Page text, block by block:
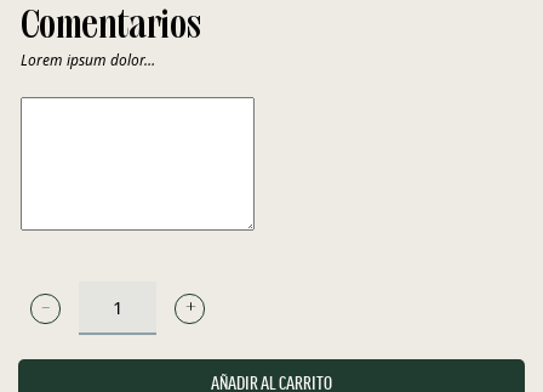
Comentarios
Lorem ipsum dolor…
LICOR
HIERBAS
AÑADIR AL CARRITO